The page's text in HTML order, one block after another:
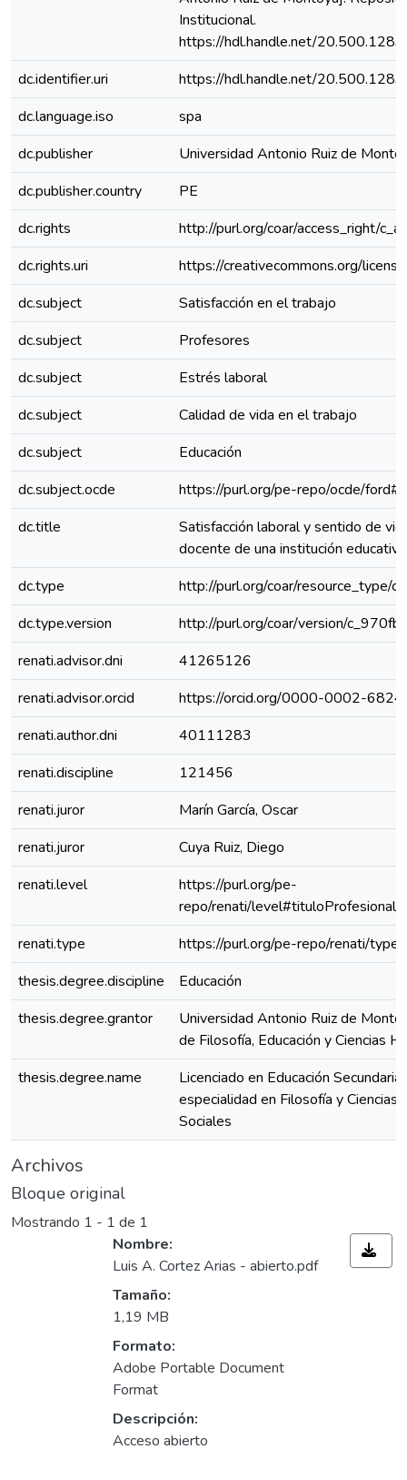
Institucional.
https://hdl.handle.net/
dc.identifier.uri
https://hdl.handle.net/
dc.language.iso
spa
dc.publisher
Universidad Antonio Ruiz de
dc.publisher.country
PE
dc.rights
http://purl.org/coar/access_right/
dc.rights.uri
https://creativecommons.org/
dc.subject
Satisfacción en el trabajo
dc.subject
Profesores
dc.subject
Estrés laboral
dc.subject
Calidad de vida en el trabajo
dc.subject
Educación
dc.subject.ocde
https://purl.org/pe-repo/ocde/
dc.title
Satisfacción laboral y sentido de
docente de una institución
dc.type
http://purl.org/coar/resource_type/
dc.type.version
http://purl.org/coar/version/
renati.advisor.dni
41265126
renati.advisor.orcid
https://orcid.org/0000-0002-
renati.author.dni
40111283
renati.discipline
121456
renati.juror
Marín García, Oscar
renati.juror
Cuya Ruiz, Diego
renati.level
https://purl.org/pe-
repo/renati/level#tituloProfesional
renati.type
https://purl.org/pe-repo/renati/
thesis.degree.discipline
Educación
thesis.degree.grantor
Universidad Antonio Ruiz de
de Filosofía, Educación y Ciencias
thesis.degree.name
Licenciado en Educación Secundaria
especialidad en Filosofía y Ciencias
Sociales
Archivos
Bloque original
Mostrando 1 - 1 de 1
Nombre:
Luis A. Cortez Arias - abierto.pdf
Tamaño:
1,19 MB
Formato:
Adobe Portable Document
Format
Descripción:
Acceso abierto